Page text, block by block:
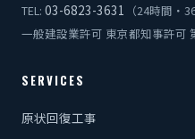
TEL: 03-6823-3631 （24時間・
一般建設業許可 東京都知事許可
SERVICES
原状回復工事